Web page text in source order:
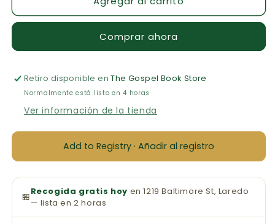
Dinero
Sensibilidad
Dinero
Sensibilidad
Comprar ahora
Retiro disponible enThe Gospel Book Store
Normalmente está listo en 4 horas
Ver información de la tienda
Add to Registry · Añadir al registro
🏪Recogida gratis hoy en 1219 Baltimore St, Laredo
— lista en 2 horas